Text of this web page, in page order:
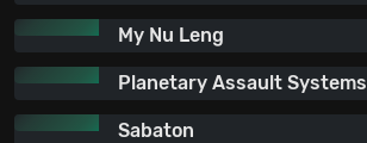
My Nu Leng
Planetary Assault Systems
Sabaton